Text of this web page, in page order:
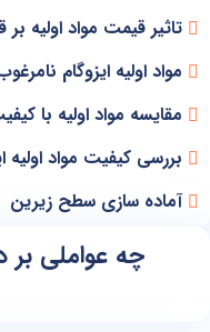
تاثیر قیمت مواد اولیه
مواد اولیه ایزوگام نامرغوب
مقایسه مواد اولیه با
بررسی کیفیت مواد اولیه
آماده سازی سطح زیرین
چه عواملی بر